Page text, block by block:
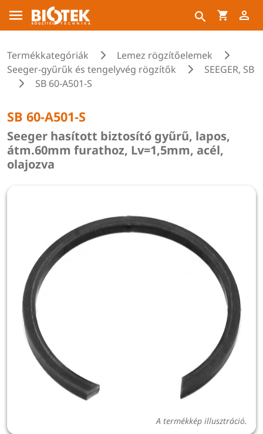
Termékkategóriák
Lemez rögzítőelemek
Seeger-gyűrűk és tengelyvég rögzítők
SEEGER, SB
SB 60-A501-S
SB 60-A501-S
Seeger hasított biztosító gyűrű, lapos,
átm.60mm furathoz, Lv=1,5mm, acél,
olajozva
A termékkép illusztráció.